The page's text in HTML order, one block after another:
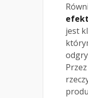
jest